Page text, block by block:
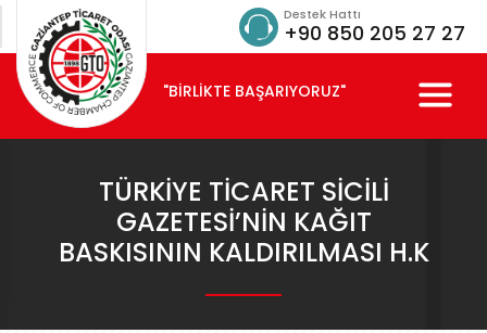
Destek Hattı
+90 850 205 27 27
"BİRLİKTE BAŞARIYORUZ"
TÜRKIYE TICARET SICILI
GAZETESI’NIN KAĞIT
BASKISININ KALDIRILMASI H.K